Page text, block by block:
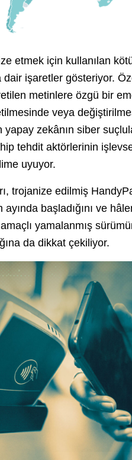
etmek için kullanılan
işaretler gösteriyor.
metinlere özgü bir
veya
zekânın siber
tehdit aktörlerinin
uyuyor.
trojanize edilmiş
ayında başladığını ve
yamalanmış
da dikkat çekiliyor.